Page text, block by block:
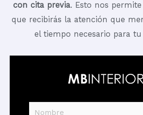
con cita previa. Esto nos
que recibirás la atención que
el tiempo necesario para tu